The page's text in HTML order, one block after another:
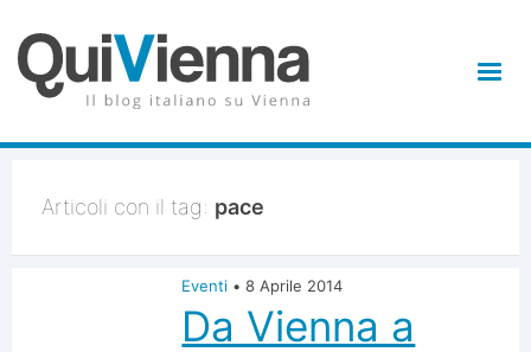
Articoli con il tag: pace
Eventi • 8 Aprile 2014
Da Vienna a